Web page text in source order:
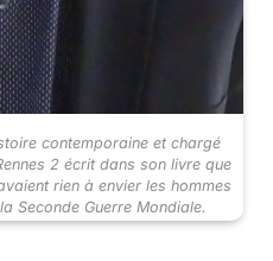
contemporaine et chargé
2 écrit dans son livre que
rien à envier les hommes
Seconde Guerre Mondiale.